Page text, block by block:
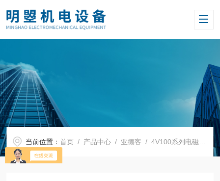
当前位置：首页 / 产品中心 / 亚德客 /4V100系列电磁阀 /